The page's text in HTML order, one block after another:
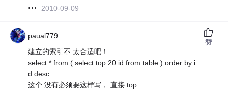
2010-09-09
paual779
建立的索引不 太合适吧！
select * from ( select top 20 id from table ) order by i
d desc
这个 没有必须要这样写， 直接 top
赞